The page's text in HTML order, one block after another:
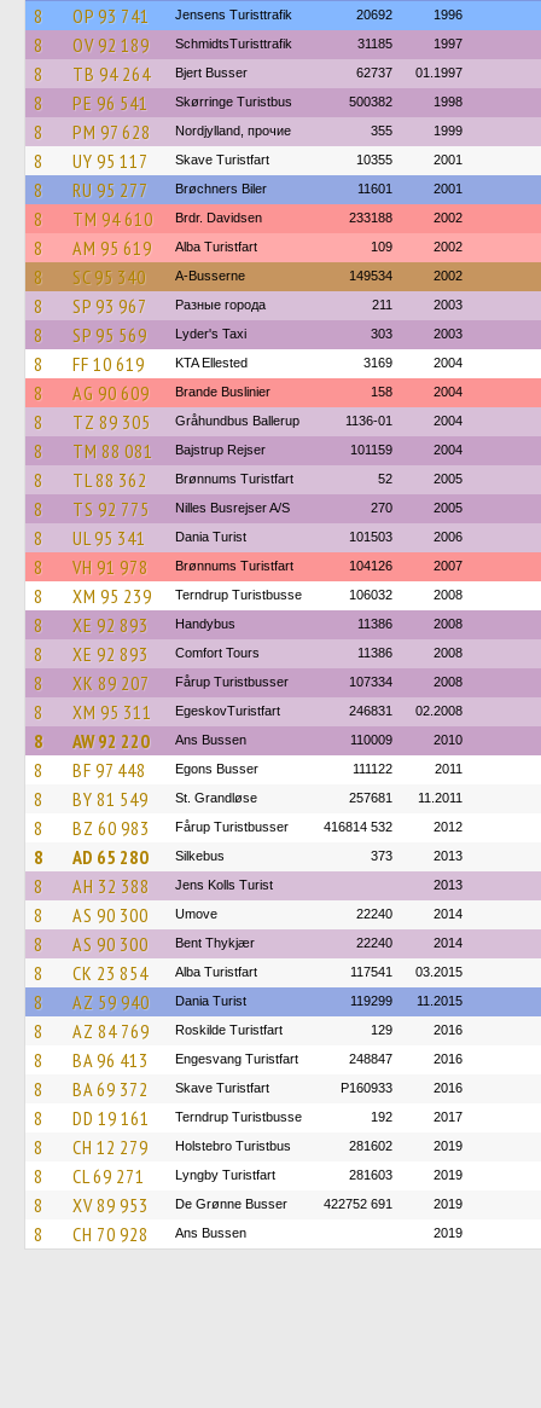
8 OP 93 741 Jensens Turisttrafik 20692 1996
8 OV 92 189 SchmidtsTuristtrafik 31185 1997
8 TB 94 264 Bjert Busser 62737 01.1997
8 PE 96 541 Skørringe Turistbus 500382 1998
8 PM 97 628 Nordjylland, прочие 355 1999
8 UY 95 117 Skave Turistfart 10355 2001
8 RU 95 277 Brøchners Biler 11601 2001
8 TM 94 610 Brdr. Davidsen 233188 2002
8 AM 95 619 Alba Turistfart 109 2002
8 SC 95 340 A-Busserne 149534 2002
8 SP 93 967 Разные города 211 2003
8 SP 95 569 Lyder's Taxi 303 2003
8 FF 10 619 KTA Ellested 3169 2004
8 AG 90 609 Brande Buslinier 158 2004
8 TZ 89 305 Gråhundbus Ballerup 1136-01 2004
8 TM 88 081 Bajstrup Rejser 101159 2004
8 TL 88 362 Brønnums Turistfart 52 2005
8 TS 92 775 Nilles Busrejser A/S 270 2005
8 UL 95 341 Dania Turist 101503 2006
8 VH 91 978 Brønnums Turistfart 104126 2007
8 XM 95 239 Terndrup Turistbusse 106032 2008
8 XE 92 893 Handybus 11386 2008
8 XE 92 893 Comfort Tours 11386 2008
8 XK 89 207 Fårup Turistbusser 107334 2008
8 XM 95 311 EgeskovTuristfart 246831 02.2008
8 AW 92 220 Ans Bussen 110009 2010
8 BF 97 448 Egons Busser 111122 2011
8 BY 81 549 St. Grandløse 257681 11.2011
8 BZ 60 983 Fårup Turistbusser 416814 532 2012
8 AD 65 280 Silkebus 373 2013
8 AH 32 388 Jens Kolls Turist 2013
8 AS 90 300 Umove 22240 2014
8 AS 90 300 Bent Thykjær 22240 2014
8 CK 23 854 Alba Turistfart 117541 03.2015
8 AZ 59 940 Dania Turist 119299 11.2015
8 AZ 84 769 Roskilde Turistfart 129 2016
8 BA 96 413 Engesvang Turistfart 248847 2016
8 BA 69 372 Skave Turistfart P160933 2016
8 DD 19 161 Terndrup Turistbusse 192 2017
8 CH 12 279 Holstebro Turistbus 281602 2019
8 CL 69 271 Lyngby Turistfart 281603 2019
8 XV 89 953 De Grønne Busser 422752 691 2019
8 CH 70 928 Ans Bussen 2019